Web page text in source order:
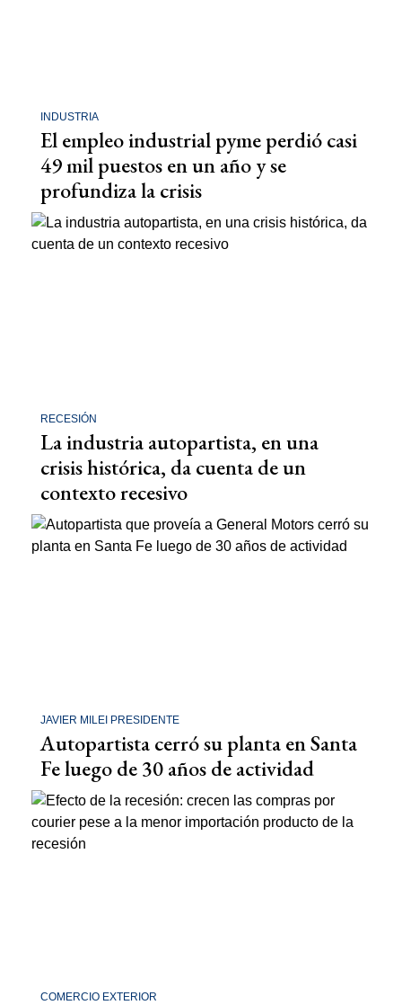
INDUSTRIA
El empleo industrial pyme perdió casi
49 mil puestos en un año y se
profundiza la crisis
RECESIÓN
La industria autopartista, en una
crisis histórica, da cuenta de un
contexto recesivo
JAVIER MILEI PRESIDENTE
Autopartista cerró su planta en Santa
Fe luego de 30 años de actividad
COMERCIO EXTERIOR